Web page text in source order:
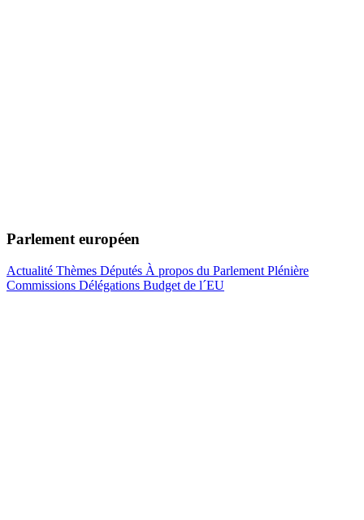
Parlement européen
Actualité Thèmes Députés À propos du Parlement Plénière
Commissions Délégations Budget de l´EU